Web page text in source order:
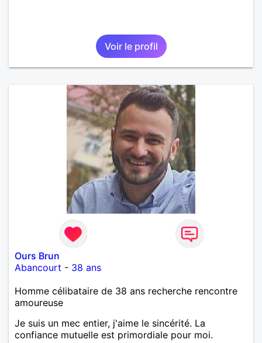
Voir le profil
Ours Brun
Abancourt - 38 ans
Homme célibataire de 38 ans recherche rencontre
amoureuse
Je suis un mec entier, j'aime le sincérité. La
confiance mutuelle est primordiale pour moi.